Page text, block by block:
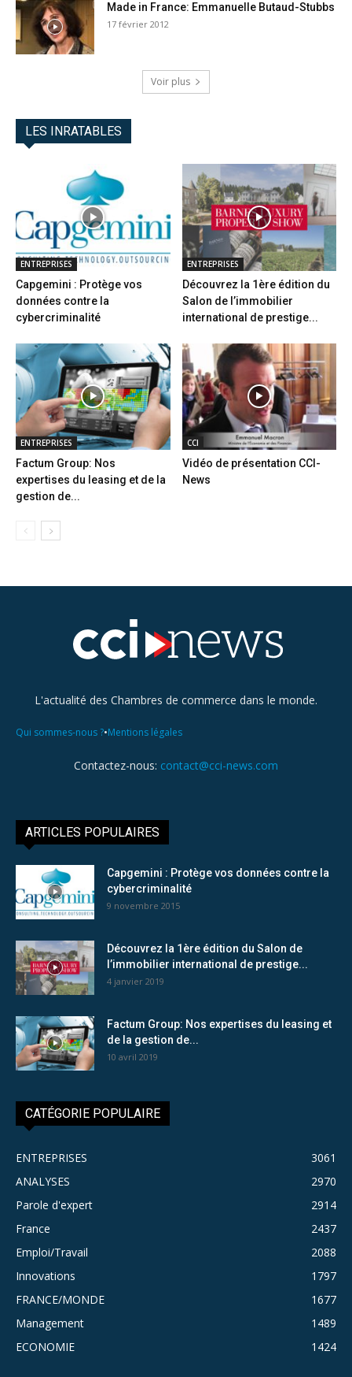
Made in France: Emmanuelle Butaud-Stubbs
17 février 2012
Voir plus
LES INRATABLES
ENTREPRISES
Capgemini : Protège vos
données contre la
cybercriminalité
ENTREPRISES
Découvrez la 1ère édition du
Salon de l’immobilier
international de prestige...
ENTREPRISES
Factum Group: Nos
expertises du leasing et de la
gestion de...
CCI
Vidéo de présentation CCI-
News
L'actualité des Chambres de commerce dans le monde.
Qui sommes-nous ?•Mentions légales
Contactez-nous: contact@cci-news.com
ARTICLES POPULAIRES
Capgemini : Protège vos données contre la
cybercriminalité
9 novembre 2015
Découvrez la 1ère édition du Salon de
l’immobilier international de prestige...
4 janvier 2019
Factum Group: Nos expertises du leasing et
de la gestion de...
10 avril 2019
CATÉGORIE POPULAIRE
ENTREPRISES
3061
ANALYSES
2970
Parole d'expert
2914
France
2437
Emploi/Travail
2088
Innovations
1797
FRANCE/MONDE
1677
Management
1489
ECONOMIE
1424